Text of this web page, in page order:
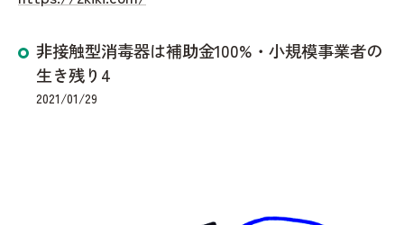
非接触型消毒器は補助金100%・小規模事業者の
生き残り4
2021/01/29